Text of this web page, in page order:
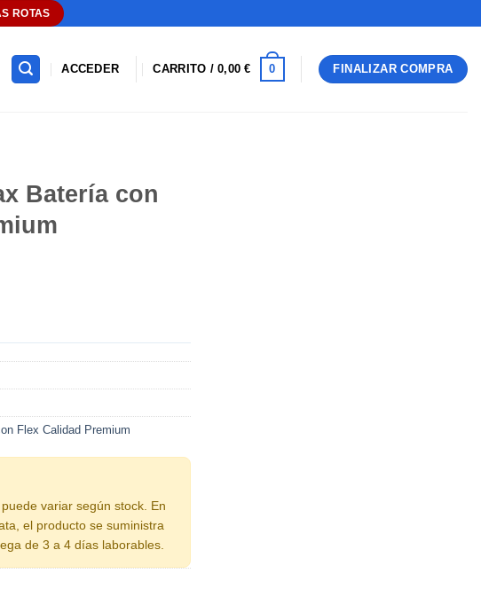
ROTAS
ACCEDER CARRITO /0,00€ 0 FINALIZAR COMPRA
Batería con
Flex Calidad Premium
variar según stock. En
el producto se suministra
de 3 a 4 días laborables.